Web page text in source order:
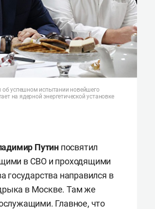
об успешном испытании новейшего
на ядерной энергетической установке
Путин посвятил
в СВО и проходящими
государства направился в
в Москве. Там же
Главное, что